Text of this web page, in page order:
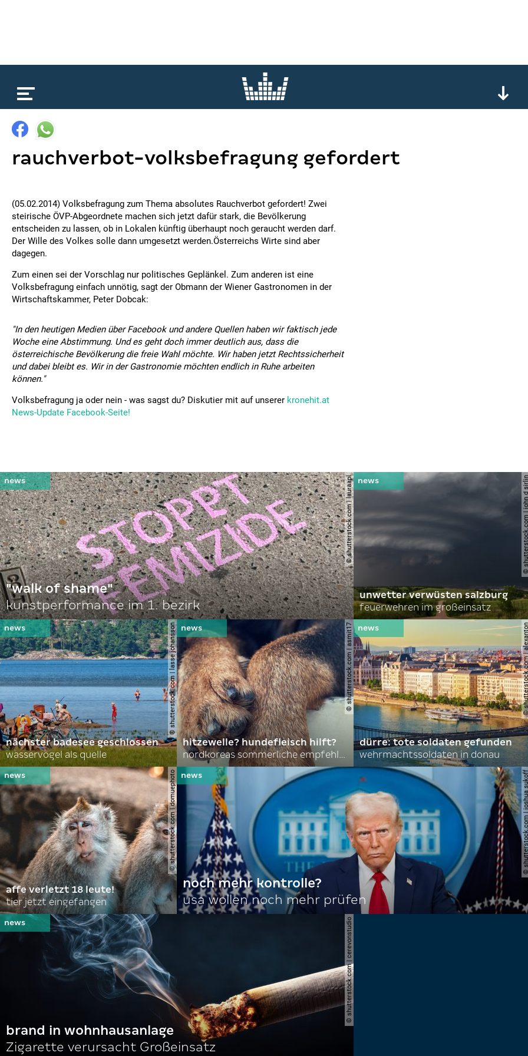
rauchverbot-volksbefragung gefordert
(05.02.2014) Volksbefragung zum Thema absolutes Rauchverbot gefordert! Zwei
steirische ÖVP-Abgeordnete machen sich jetzt dafür stark, die Bevölkerung
entscheiden zu lassen, ob in Lokalen künftig überhaupt noch geraucht werden darf.
Der Wille des Volkes solle dann umgesetzt werden.Österreichs Wirte sind aber
dagegen.
Zum einen sei der Vorschlag nur politisches Geplänkel. Zum anderen ist eine
Volksbefragung einfach unnötig, sagt der Obmann der Wiener Gastronomen in der
Wirtschaftskammer, Peter Dobcak:
"In den heutigen Medien über Facebook und andere Quellen haben wir faktisch jede
Woche eine Abstimmung. Und es geht doch immer deutlich aus, dass die
österreichische Bevölkerung die freie Wahl möchte. Wir haben jetzt Rechtssicherheit
und dabei bleibt es. Wir in der Gastronomie möchten endlich in Ruhe arbeiten
können."
Volksbefragung ja oder nein - was sagst du? Diskutier mit auf unserer kronehit.at
News-Update Facebook-Seite!
© shutterstock.com | lauraapl
"walk of shame"
kunstperformance im 1. bezirk
©
unwetter verwüsten salzburg
feuerwehren im großeinsatz
© shutterstock.com | lasse johansson
nächster badesee geschlossen
wasservögel als quelle
© shutterstock.com | asmit17
hitzewelle? hundefleisch hilft?
nordkoreas sommerliche empfehlungen
©
dürre: tote soldaten gefunden
wehrmachtssoldaten in donau
© shutterstock.com | domuephoto
affe verletzt 18 leute!
tier jetzt eingefangen
©
noch mehr kontrolle?
usa wollen noch mehr prüfen
© shutterstock.com | cerevonstudio
brand in wohnhausanlage
Zigarette verursacht Großeinsatz